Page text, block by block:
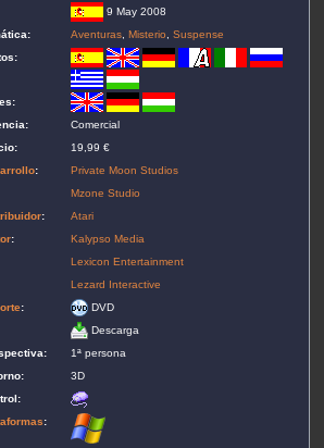
9 May 2008
Aventuras ,Misterio ,Suspense
Comercial
19,99 €
:
Private Moon Studios
Mzone Studio
:
Atari
:
Kalypso Media
Lexicon Entertainment
Lezard Interactive
:
DVD
Descarga
1ª persona
3D
: